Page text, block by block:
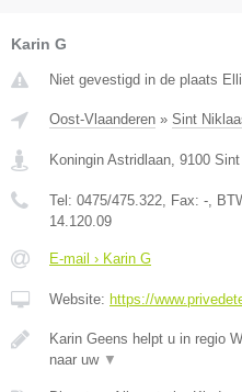
Karin G
Niet gevestigd in de plaats
Oost-Vlaanderen » Sint
Koningin Astridlaan 9100
Tel: 0475/475.322 , Fax: - ,
14.120.09
E-mail › Karin G
Website: https://
Karin Geens helpt u in regio
naar uw ▼